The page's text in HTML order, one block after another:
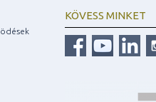
KÖVESS MINKET